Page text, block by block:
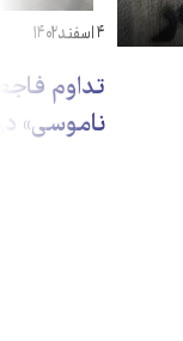
ناموسی» در ۹
۴ اسفند ۱۴۰۲